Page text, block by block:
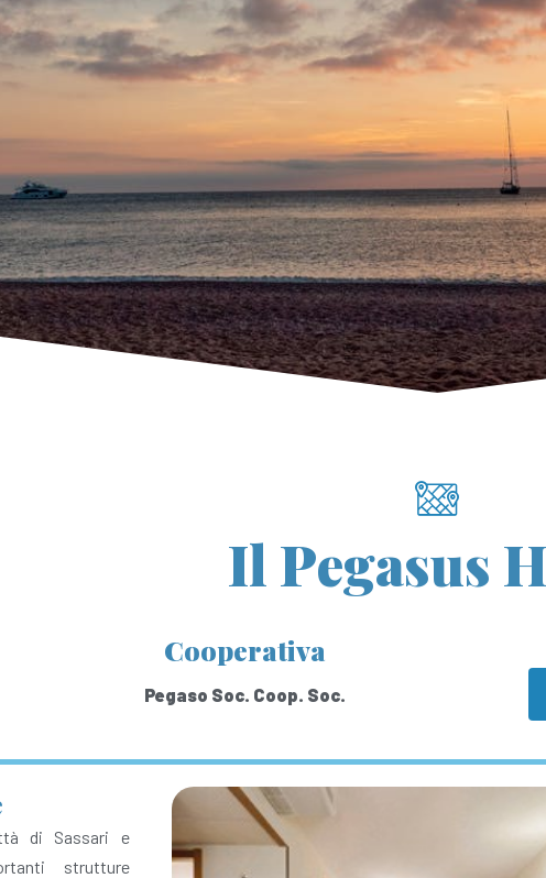
Il Pegasus
Cooperativa
Pegaso Soc. Coop. Soc.
di Sassari e
strutture